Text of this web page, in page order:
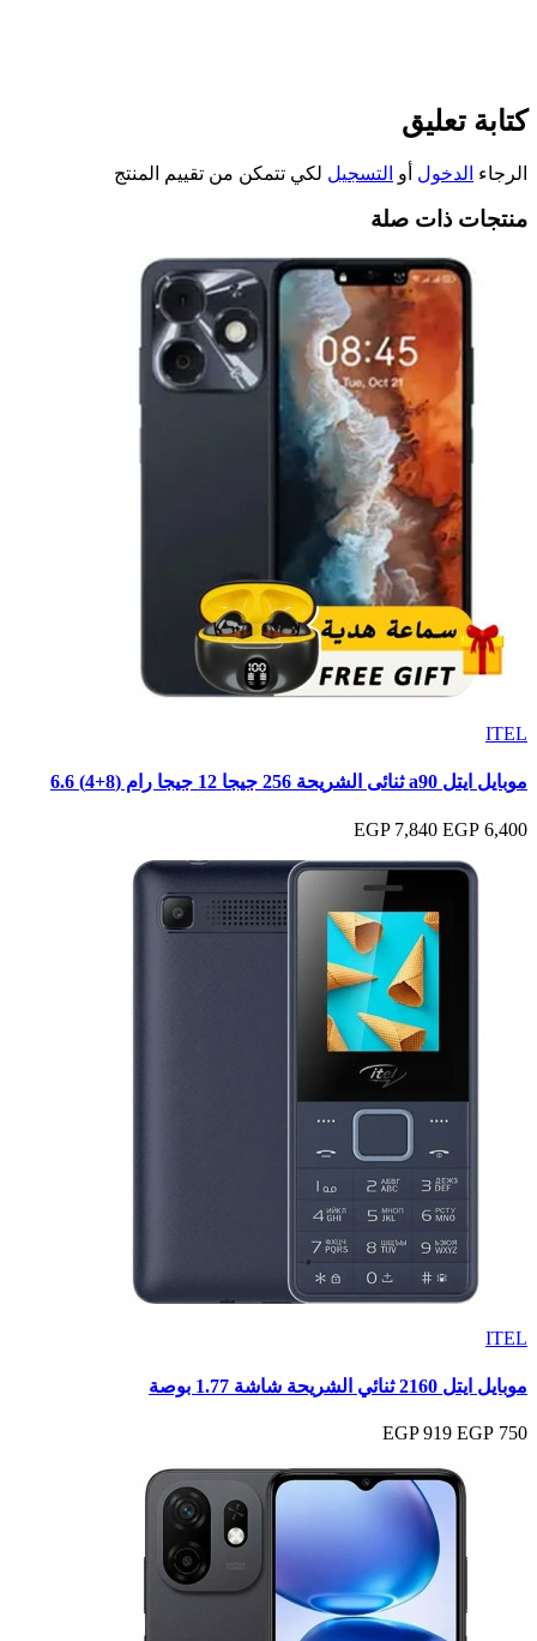
كتابة تعليق
الرجاء الدخول أو التسجيل لكي تتمكن من تقييم المنتج
منتجات ذات صلة
ITEL
موبايل ايتل a90 ثنائى الشريحة 256 جيجا 12 جيجا رام (8+4) 6.6
6,400 EGP
7,840 EGP
ITEL
موبايل ايتل 2160 ثنائي الشريحة شاشة 1.77 بوصة
750 EGP
919 EGP